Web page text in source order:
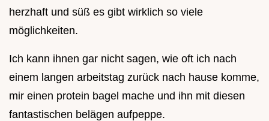
herzhaft und süß es gibt wirklich so viele
möglichkeiten.
Ich kann ihnen gar nicht sagen, wie oft ich nach
einem langen arbeitstag zurück nach hause komme,
mir einen protein bagel mache und ihn mit diesen
fantastischen belägen aufpeppe.